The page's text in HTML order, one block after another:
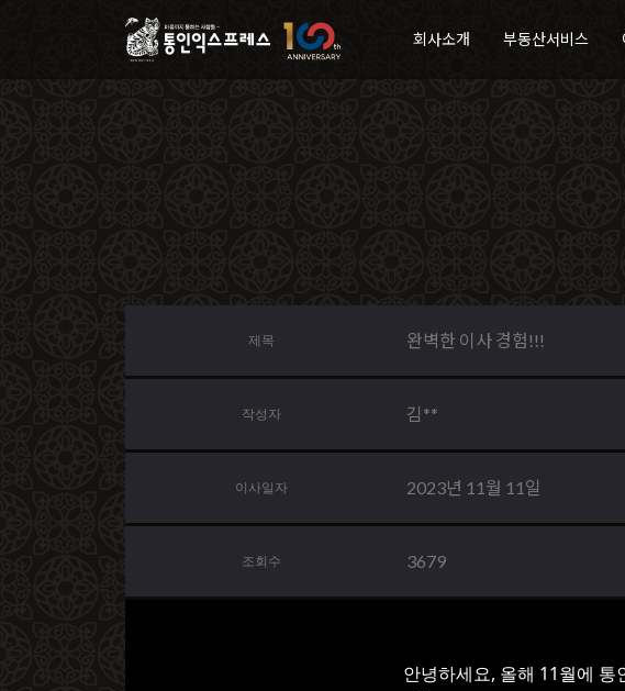
회사소개 부동산서비스
제목 완벽한 이사 경험!!!
작성자 김**
이사일자 2023년 11월 11일
조회수 3679
안녕하세요, 올해 11월에